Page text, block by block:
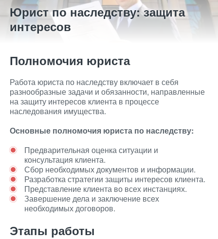
Юрист по наследству: защита
интересов
Полномочия юриста
Работа юриста по наследству включает в себя
разнообразные задачи и обязанности, направленные
на защиту интересов клиента в процессе
наследования имущества.
Основные полномочия юриста по наследству:
Предварительная оценка ситуации и
консультация клиента.
Сбор необходимых документов и информации.
Разработка стратегии защиты интересов клиента.
Представление клиента во всех инстанциях.
Завершение дела и заключение всех
необходимых договоров.
Этапы работы